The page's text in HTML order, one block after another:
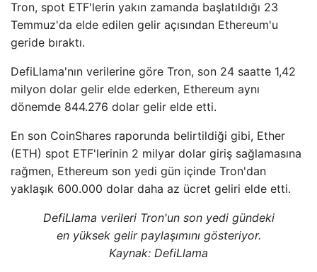
Tron, spot ETF'lerin yakın zamanda başlatıldığı 23
Temmuz'da elde edilen gelir açısından Ethereum'u
geride bıraktı.
DefiLlama'nın verilerine göre Tron, son 24 saatte 1,42
milyon dolar gelir elde ederken, Ethereum aynı
dönemde 844.276 dolar gelir elde etti.
En son CoinShares raporunda belirtildiği gibi, Ether
(ETH) spot ETF'lerinin 2 milyar dolar giriş sağlamasına
rağmen, Ethereum son yedi gün içinde Tron'dan
yaklaşık 600.000 dolar daha az ücret geliri elde etti.
DefiLlama verileri Tron'un son yedi gündeki
en yüksek gelir paylaşımını gösteriyor.
Kaynak: DefiLlama